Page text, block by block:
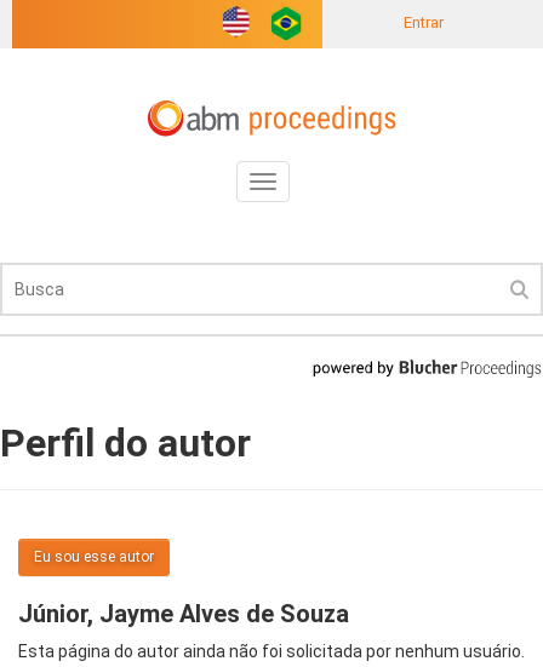
Entrar
Toggle
navigation
Perfil do autor
Eu sou esse autor
Júnior, Jayme Alves de Souza
Esta página do autor ainda não foi solicitada por nenhum usuário.